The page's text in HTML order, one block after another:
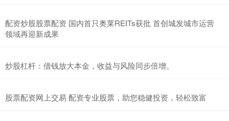
配资炒股股票配资 国内首只奥莱REITs获批 首创城发城市运营
领域再迎新成果
炒股杠杆：借钱放大本金，收益与风险同步倍增。
股票配资网上交易 配资专业股票，助您稳健投资，轻松致富